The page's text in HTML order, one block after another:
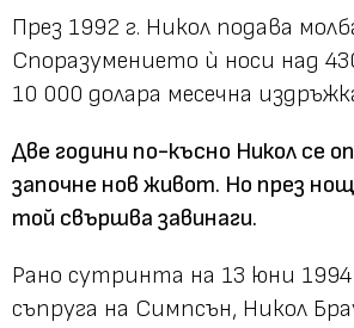
През 1992 г. Никол подава
Споразумението ѝ носи над
10 000 долара месечна
Две години по-късно Никол се
започне нов живот. Но през
той свършва завинаги.
Рано сутринта на 13 юни
съпруга на Симпсън, Никол